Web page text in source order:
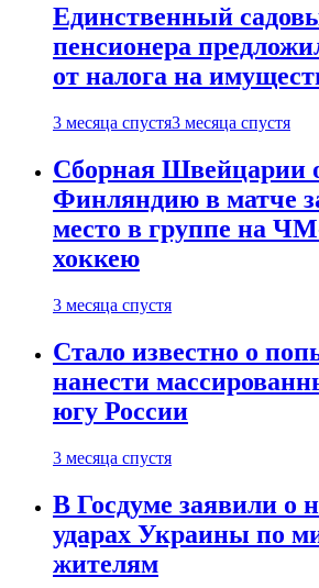
Единственный
пенсионера
от налога на
3 месяца спустя3 месяца спустя
Сборная Швейцарии
Финляндию в матче
место в группе на
хоккею
3 месяца спустя
Стало известно о
нанести
югу России
3 месяца спустя
В Госдуме заявили о
ударах Украины по
жителям